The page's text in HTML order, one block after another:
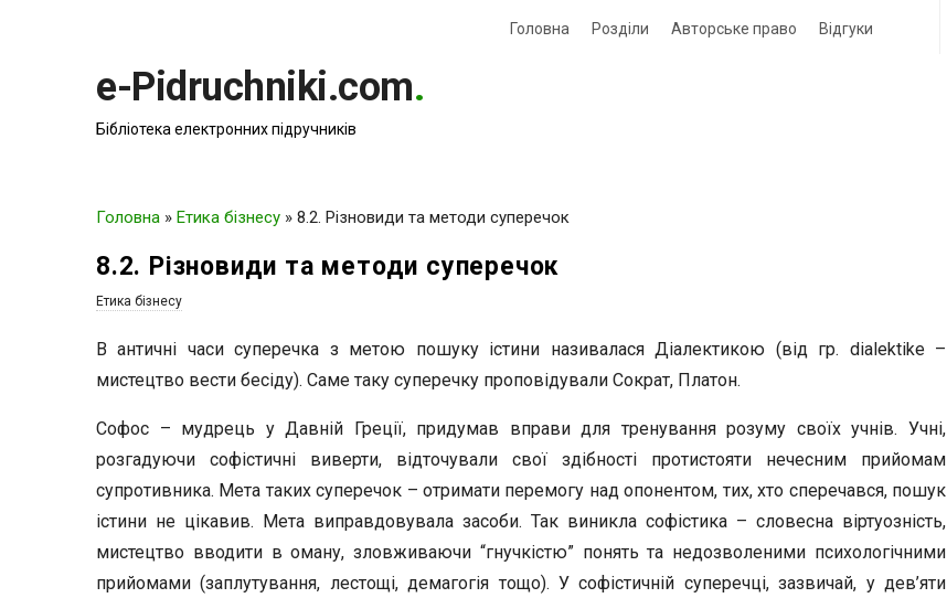
Головна Розділи Авторське право Відгуки
e-Pidruchniki.com.
Бібліотека електронних підручників
Головна » Етика бізнесу » 8.2. Різновиди та методи суперечок
8.2. Різновиди та методи суперечок
Етика бізнесу
В античні часи суперечка з метою пошуку істини називалася Діалектикою (від гр. dialektike –
мистецтво вести бесіду). Саме таку суперечку проповідували Сократ, Платон.
Софос – мудрець у Давній Греції, придумав вправи для тренування розуму своїх учнів. Учні,
розгадуючи софістичні виверти, відточували свої здібності протистояти нечесним прийомам
супротивника. Мета таких суперечок – отримати перемогу над опонентом, тих, хто сперечався, пошук
істини не цікавив. Мета виправдовувала засоби. Так виникла софістика – словесна віртуозність,
мистецтво вводити в оману, зловживаючи “гнучкістю” понять та недозволеними психологічними
прийомами (заплутування, лестощі, демагогія тощо). У софістичній суперечці, зазвичай, у дев’яти